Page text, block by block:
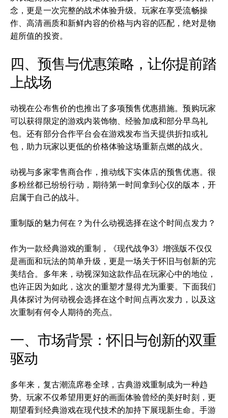
念，更是一次完整的战术体验升级。玩家在享受流畅操
作、高清画质和新鲜内容的价格与内容的匹配，绝对是物
超所值的投资。
四、预售与优惠策略，让你提前踏
上战场
动视在公布售价的也推出了多项预售优惠措施。预购玩家
可以获得限定的游戏内装饰物、经验加成和部分早鸟礼
包。还有部分合作平台会在游戏发布当天提供折扣或礼
包，助力玩家以更低的价格体验这场重新点燃的战火。
动视与多家零售商合作，推动线下实体店的预售优惠。很
多粉丝都已纷纷行动，期待第一时间拿到心仪的版本，开
启属于自己的战斗。
重制版的魅力何在？为什么动视选择在这个时间点发力？
作为一款经典游戏的重制，《现代战争3》增强版不仅仅
是画面和玩法的简单升级，更是一场关于怀旧与创新的完
美结合。多年来，动视深知这款作品在玩家心中的地位，
也许正因为如此，这次的重塑才显得尤为重要。下面我们
具体探讨为何动视会选择在这个时间点再次发力，以及这
次重制有何令人期待的亮点。
一、市场背景：怀旧与创新的双重
驱动
多年来，复古潮流席卷全球，古典游戏重制成为一种趋
势。玩家不仅希望用更好的画面体验曾经的美好时刻，更
期望看到经典游戏在现代技术的加持下展现新生命。手游